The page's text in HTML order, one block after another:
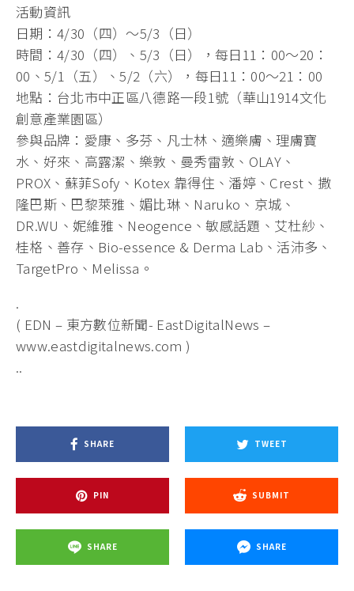
活動資訊
日期：4/30（四）～5/3（日）
時間：4/30（四）、5/3（日），每日11：00～20：
00、5/1（五）、5/2（六），每日11：00～21：00
地點：台北市中正區八德路一段1號（華山1914文化
創意產業園區）
參與品牌：愛康、多芬、凡士林、適樂膚、理膚寶
水、好來、高露潔、樂敦、曼秀雷敦、OLAY、
PROX、蘇菲Sofy、Kotex 靠得住、潘婷、Crest、撒
隆巴斯、巴黎萊雅、媚比琳、Naruko、京城、
DR.WU、妮維雅、Neogence、敏感話題、艾杜紗、
桂格、善存、Bio-essence & Derma Lab、活沛多、
TargetPro、Melissa。
.
( EDN – 東方數位新聞- EastDigitalNews –
www.eastdigitalnews.com )
..
SHARE TWEET
PIN SUBMIT
SHARE SHARE